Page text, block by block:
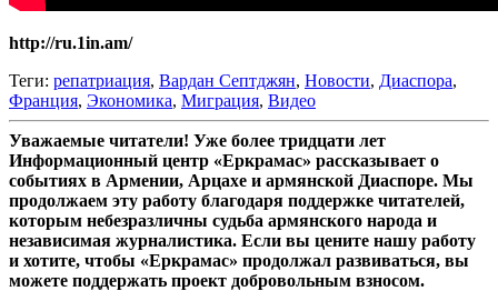
http://ru.1in.am/
Теги: репатриация, Вардан Септджян, Новости, Диаспора,
Франция, Экономика, Миграция, Видео
Уважаемые читатели! Уже более тридцати лет
Информационный центр «Еркрамас» рассказывает о
событиях в Армении, Арцахе и армянской Диаспоре. Мы
продолжаем эту работу благодаря поддержке читателей,
которым небезразличны судьба армянского народа и
независимая журналистика. Если вы цените нашу работу
и хотите, чтобы «Еркрамас» продолжал развиваться, вы
можете поддержать проект добровольным взносом.